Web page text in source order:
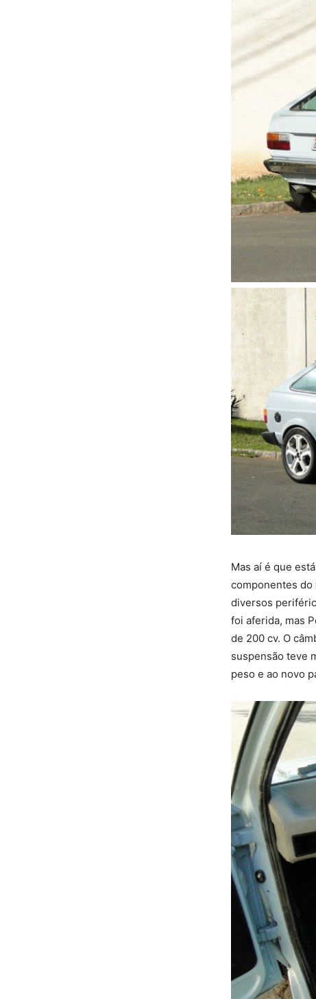
Mas aí é que
componentes do
diversos
foi aferida, mas
de 200 cv. O
suspensão teve
peso e ao novo